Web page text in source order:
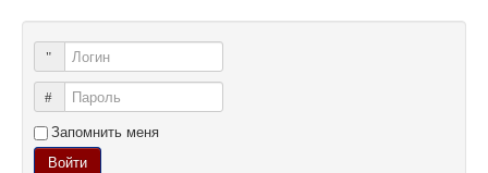
Логин
Пароль
Запомнить меня
Войти